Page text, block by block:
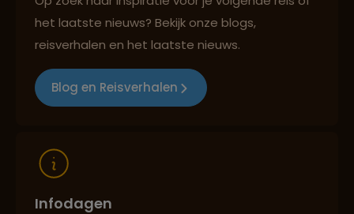
Best beoordeelde reisroutes
het laatste nieuws? Bekijk onze blogs,
reisverhalen en het laatste nieuws.
Blog en Reisverhalen
Infodagen